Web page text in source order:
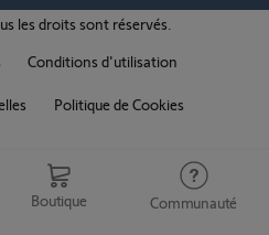
Boutique Communauté
les droits sont réservés.
Conditions d'utilisation
Politique de Cookies